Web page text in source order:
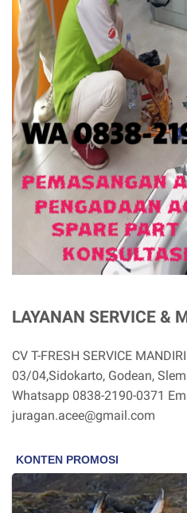
LAYANAN SERVICE &
CV T-FRESH SERVICE
03/04,Sidokarto, Godean,
Whatsapp 0838-2190-0371
juragan.acee@gmail.com